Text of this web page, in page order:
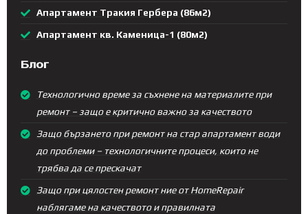
Апартамент Тракия Гербера (86м2)
Апартамент кв. Каменица-1 (80м2)
Блог
Технологично време за съхнене на материалите при
ремонт – защо е критично важно за качеството
Защо бързането при ремонт на стар апартамент води
до проблеми – технологичните процеси, които не
трябва да се прескачат
Защо при цялостен ремонт ние от HomeRepair
наблягаме на качеството и правилната